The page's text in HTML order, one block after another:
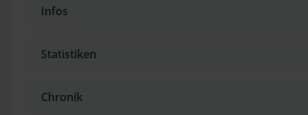
Infos
Statistiken
Chronik